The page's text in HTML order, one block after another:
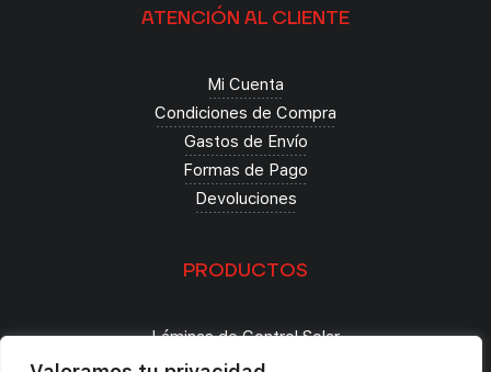
ATENCIÓN AL CLIENTE
Mi Cuenta
Condiciones de Compra
Gastos de Envío
Formas de Pago
Devoluciones
PRODUCTOS
Láminas de Control Solar
Seguridad